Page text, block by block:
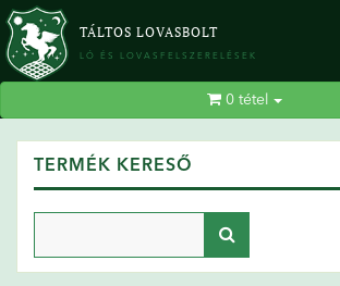
TÁLTOS LOVASBOLT
LÓ ÉS LOVASFELSZERELÉSEK
0tétel
TERMÉK KERESŐ